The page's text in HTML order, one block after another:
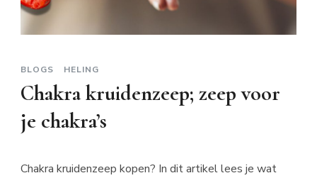
BLOGS HELING
Chakra kruidenzeep; zeep voor
je chakra’s
Chakra kruidenzeep kopen? In dit artikel lees je wat